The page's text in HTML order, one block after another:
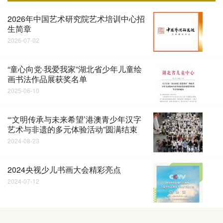
2026年中国艺术研究院艺术培训中心招
生简章
2026-07-02
“童心向党·我爱我家”湖北省少年儿童绘
画书法作品展获奖名单
2025-06-10
“‘文明传承与未来希望’港澳青少年汉字
艺术与非遗的多元体验活动”圆满结束
2024-08-23
2024央视少儿书画大会精彩亮点
2024-07-12